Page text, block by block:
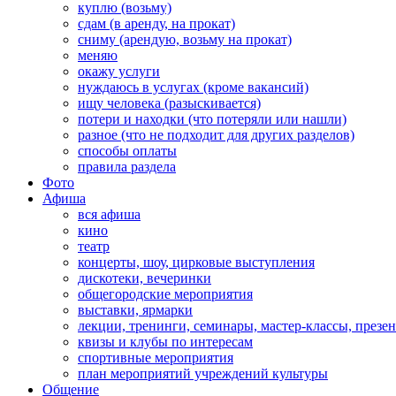
куплю (возьму)
сдам (в аренду, на прокат)
сниму (арендую, возьму на прокат)
меняю
окажу услуги
нуждаюсь в услугах (кроме вакансий)
ищу человека (разыскивается)
потери и находки (что потеряли или нашли)
разное (что не подходит для других разделов)
способы оплаты
правила раздела
Фото
Афиша
вся афиша
кино
театр
концерты, шоу, цирковые выступления
дискотеки, вечеринки
общегородские мероприятия
выставки, ярмарки
лекции, тренинги, семинары, мастер-классы,
квизы и клубы по интересам
спортивные мероприятия
план мероприятий учреждений культуры
Общение